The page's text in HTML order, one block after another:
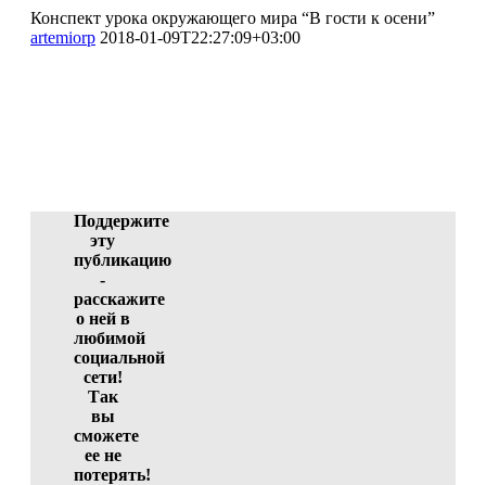
Конспект урока окружающего мира “В гости к осени”
artemiorp 2018-01-09T22:27:09+03:00
Поддержите
эту
публикацию
-
расскажите
о ней в
любимой
социальной
сети!
Так
вы
сможете
ее не
потерять!